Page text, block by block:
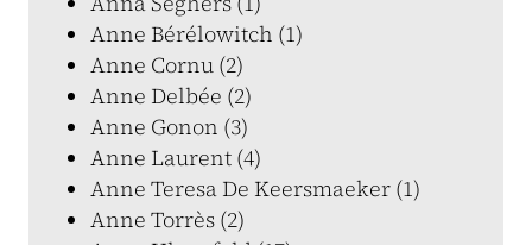
Anne Bérélowitch (1)
Anne Cornu (2)
Anne Delbée (2)
Anne Gonon (3)
Anne Laurent (4)
Anne Teresa De Keersmaeker (1)
Anne Torrès (2)